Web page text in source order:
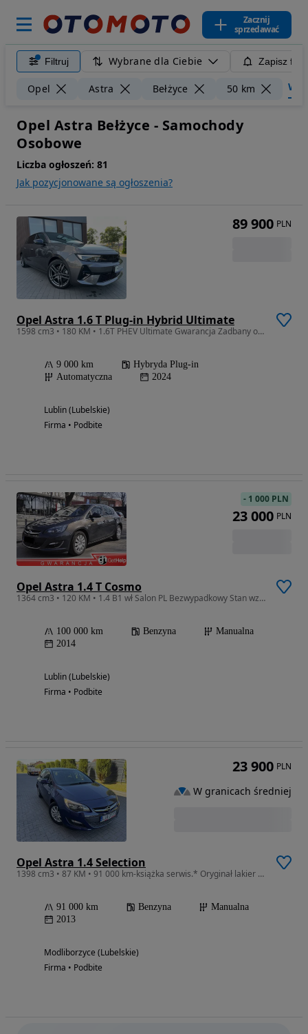
Zacznij
sprzedawać
Filtruj Wybrane dla Ciebie Zapisz
Opel Astra Bełżyce 50 km
Opel Astra Bełżyce - Samochody
Osobowe
Liczba ogłoszeń: 81
Jak pozycjonowane są ogłoszenia?
Opel Astra 1.6 T Plug-in Hybrid Ultimate
1598 cm3 • 180 KM • 1.6T PHEV Ultimate Gwarancja Zadbany opłacony Szwajcar
9 000 km
Hybryda Plug-in
Automatyczna
2024
Lublin (Lubelskie)
Firma • Podbite
89 900 PLN
Opel Astra 1.4 T Cosmo
1364 cm3 • 120 KM • 1.4 B1 wł Salon PL Bezwypadkowy Stan wzorowy Piękny Zamiana
100 000 km Benzyna
Manualna
2014
Lublin (Lubelskie)
Firma • Podbite
- 1 000 PLN
23 000 PLN
Opel Astra 1.4 Selection
1398 cm3 • 87 KM • 91 000 km-książka serwis.* Oryginał lakier * zadbany
91 000 km Benzyna
Manualna
2013
Modliborzyce (Lubelskie)
Firma • Podbite
23 900 PLN
W granicach średniej